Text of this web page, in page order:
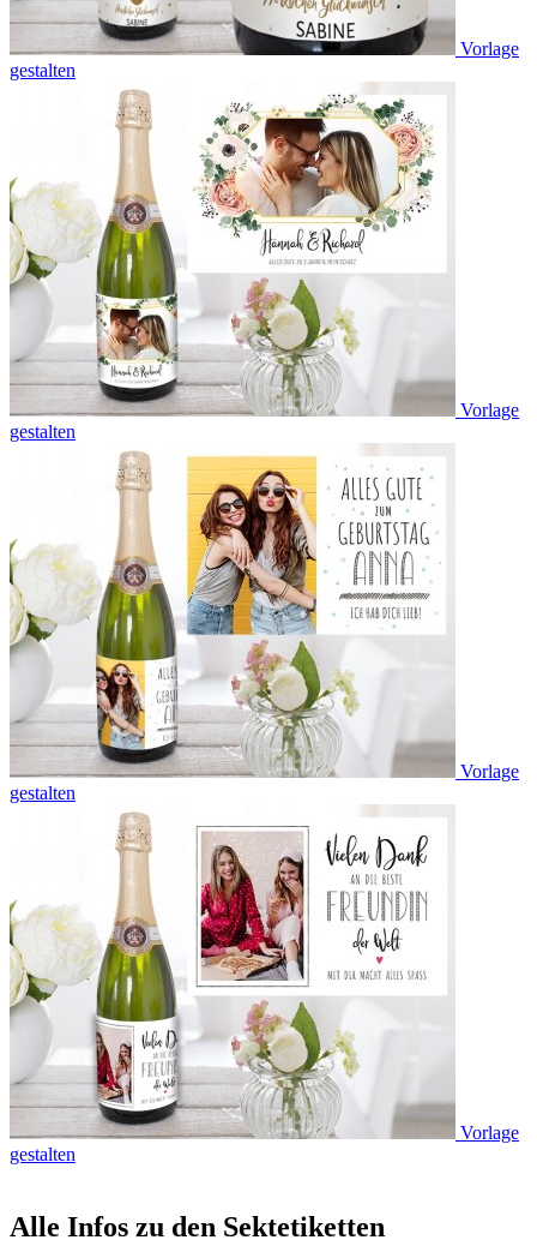
Vorlage
gestalten
Vorlage
gestalten
Vorlage
gestalten
Vorlage
gestalten
Alle Infos zu den Sektetiketten